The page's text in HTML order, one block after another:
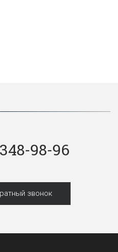
98-96
звонок